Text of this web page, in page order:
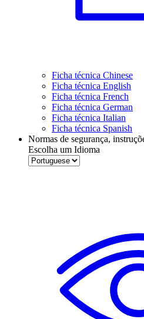
Ficha técnica Chinese
Ficha técnica English
Ficha técnica French
Ficha técnica German
Ficha técnica Italian
Ficha técnica Spanish
Normas de segurança,
Escolha um Idioma